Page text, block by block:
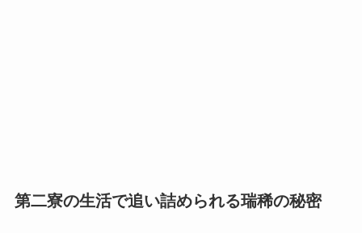
第二寮の生活で追い詰められる瑞稀の秘密